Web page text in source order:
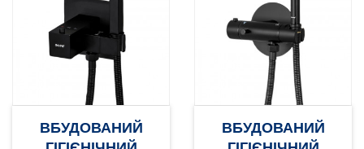
ВБУДОВАНИЙ
ВБУДОВАНИЙ